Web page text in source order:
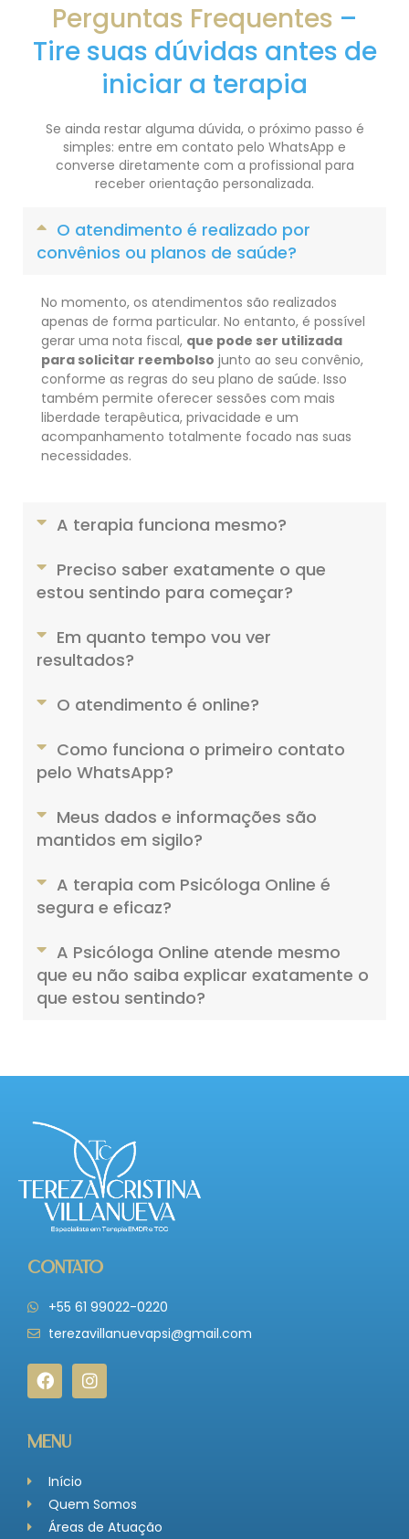
Perguntas Frequentes –
Tire suas dúvidas antes de
iniciar a terapia
Se ainda restar alguma dúvida, o próximo passo é
simples: entre em contato pelo WhatsApp e
converse diretamente com a profissional para
receber orientação personalizada.
O atendimento é realizado por
convênios ou planos de saúde?
No momento, os atendimentos são realizados
apenas de forma particular. No entanto, é possível
gerar uma nota fiscal, que pode ser utilizada
para solicitar reembolso junto ao seu convênio,
conforme as regras do seu plano de saúde. Isso
também permite oferecer sessões com mais
liberdade terapêutica, privacidade e um
acompanhamento totalmente focado nas suas
necessidades.
A terapia funciona mesmo?
Preciso saber exatamente o que
estou sentindo para começar?
Em quanto tempo vou ver
resultados?
O atendimento é online?
Como funciona o primeiro contato
pelo WhatsApp?
Meus dados e informações são
mantidos em sigilo?
A terapia com Psicóloga Online é
segura e eficaz?
A Psicóloga Online atende mesmo
que eu não saiba explicar exatamente o
que estou sentindo?
Contato
+55 61 99022-0220
terezavillanuevapsi@gmail.com
Menu
Início
Quem Somos
Áreas de Atuação